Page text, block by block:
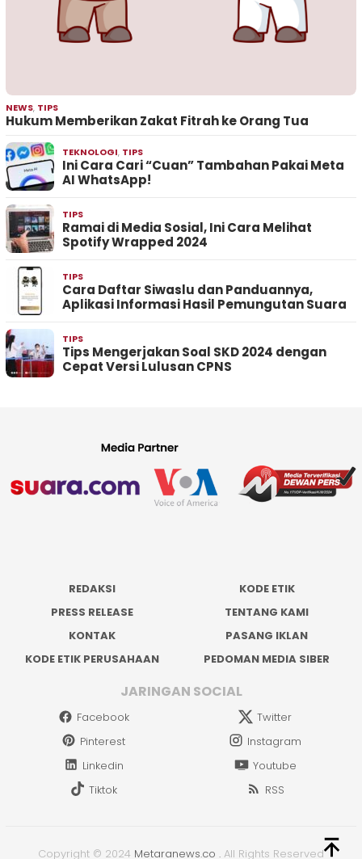
NEWS, TIPS
Hukum Memberikan Zakat Fitrah ke Orang Tua
TEKNOLOGI, TIPS
Ini Cara Cari “Cuan” Tambahan Pakai Meta
AI WhatsApp!
TIPS
Ramai di Media Sosial, Ini Cara Melihat
Spotify Wrapped 2024
TIPS
Cara Daftar Siwaslu dan Panduannya,
Aplikasi Informasi Hasil Pemungutan Suara
TIPS
Tips Mengerjakan Soal SKD 2024 dengan
Cepat Versi Lulusan CPNS
REDAKSI
KODE ETIK
PRESS RELEASE
TENTANG KAMI
KONTAK
PASANG IKLAN
KODE ETIK PERUSAHAAN
PEDOMAN MEDIA SIBER
JARINGAN SOCIAL
Facebook
Twitter
Pinterest
Instagram
Linkedin
Youtube
Tiktok
RSS
Copyright © 2024 Metaranews.co . All Rights Reserved